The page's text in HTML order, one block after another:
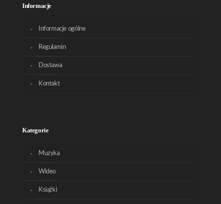
Informacje
Informacje ogólne
Regulamin
Dostawa
Kontakt
Kategorie
Muzyka
Wideo
Książki